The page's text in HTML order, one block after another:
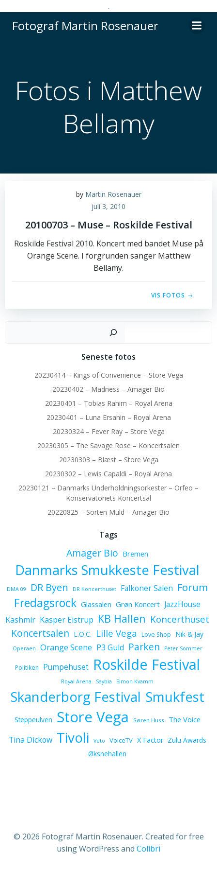
.
til
Fotograf Martin Rosenauer
Fotos i Matthew
Bellamy
by Martin Rosenauer
juli 3, 2010
20100703 – Muse – Roskilde Festival
Roskilde Festival 2010. Koncert med bandet Muse på
Orange Scene. I forgrunden sanger Matthew
Bellamy.
VIS FOTOS
Seneste fotos
20230414 – Kings of Convenience – Store Vega
20230402 – Madness – Amager Bio
20230401 – Tobias Rahim – Royal Arena
20230401 – Luna Ersahin – Royal Arena
20230324 – Fever Ray – Store Vega
20230305 – The Savage Rose – Koncertsalen
20230303 – Blæst – Store Vega
20230302 – Lewis Capaldi – Royal Arena
20230121 – Danmarks Underholdningsorkester – Orfeo –
Konservatoriets Koncertsal
20220825 – Sorten Muld – Amager Bio
Tags
Amager Bio Bremen
Danmarks Smukkeste Festival
DMA 09 DR Byen DR Koncerthuset Falkoner Salen Forum
Fredagsrock Glassalen Grøn Koncert JazzHouse
Kashmir Kasper Eistrup KB Hallen Koncerthuset
Koncertsalen L.O.C. Lille Vega Love Shop Nik & Jay
Operaen Orange Scene P3 Guld Parken Peter Sommer
Politiken Pumpehuset Roskilde Festival
Royal Arena Saybia Simon Kvamm
Skanderborg Festival Smukfest
Steppeulven Store Vega Søren Huss The Voice
Tina Dickow Tivoli Veto VoiceTV X Factor Zulu Awards
Øksnehallen
© 2026 Fotograf Martin Rosenauer. Created for free
using WordPress and Colibri